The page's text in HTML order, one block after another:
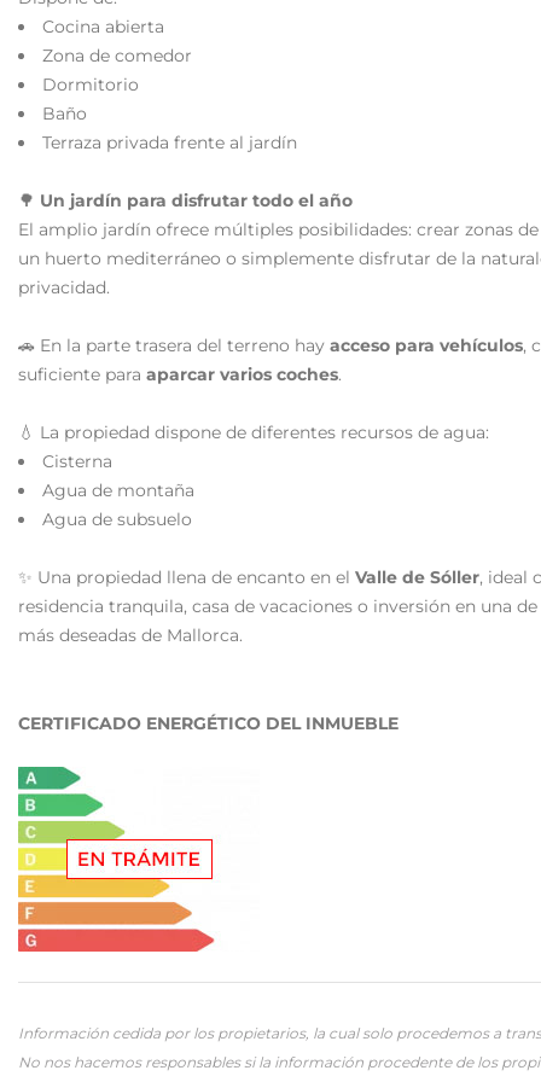
Cocina abierta
Zona de comedor
Dormitorio
Baño
Terraza privada frente al jardín
🌳 Un jardín para disfrutar todo el año
El amplio jardín ofrece múltiples posibilidades: crear zonas de
un huerto mediterráneo o simplemente disfrutar de la
privacidad.
🚗 En la parte trasera del terreno hay acceso para vehículos,
suficiente para aparcar varios coches.
💧 La propiedad dispone de diferentes recursos de agua:
Cisterna
Agua de montaña
Agua de subsuelo
✨ Una propiedad llena de encanto en el Valle de Sóller, ideal
residencia tranquila, casa de vacaciones o inversión en una de
más deseadas de Mallorca.
CERTIFICADO ENERGÉTICO DEL INMUEBLE
Información cedida por los propietarios, la cual solo procedemos a
No nos hacemos responsables si la información procedente de los